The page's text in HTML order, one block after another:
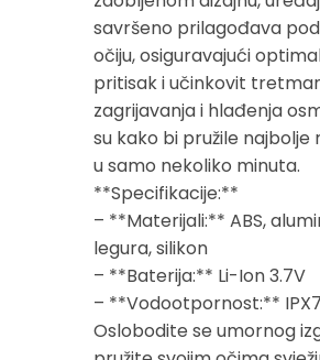
savršeno prilagođava
očiju, osiguravajući
pritisak i učinkovit
zagrijavanja i hlađenja
su kako bi pružile najbolje
u samo nekoliko minuta.
**Specifikacije:**
– **Materijali:** ABS,
legura, silikon
– **Baterija:** Li-Ion 3.7V
– **Vodootpornost:** IPX7
Oslobodite se umornog